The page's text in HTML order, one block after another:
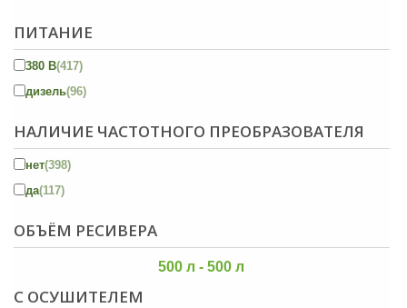
ПИТАНИЕ
380 В(417)
дизель(96)
НАЛИЧИЕ ЧАСТОТНОГО ПРЕОБРАЗОВАТЕЛЯ
нет(398)
да(117)
ОБЪЁМ РЕСИВЕРА
500 л - 500 л
С ОСУШИТЕЛЕМ